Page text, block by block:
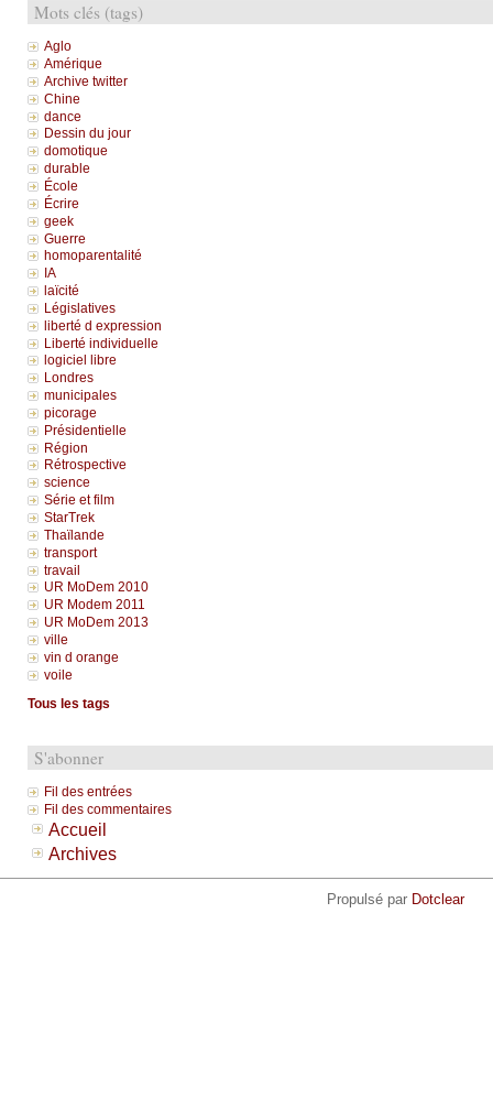
Mots clés (tags)
Aglo
Amérique
Archive twitter
Chine
dance
Dessin du jour
domotique
durable
École
Écrire
geek
Guerre
homoparentalité
IA
laïcité
Législatives
liberté d expression
Liberté individuelle
logiciel libre
Londres
municipales
picorage
Présidentielle
Région
Rétrospective
science
Série et film
StarTrek
Thaïlande
transport
travail
UR MoDem 2010
UR Modem 2011
UR MoDem 2013
ville
vin d orange
voile
Tous les tags
S'abonner
Fil des entrées
Fil des commentaires
Accueil
Archives
Propulsé par Dotclear